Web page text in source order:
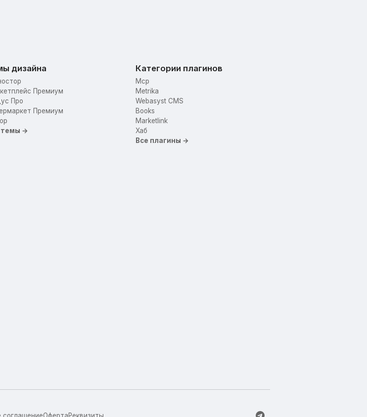
дизайна
Премиум
Про
Премиум
темы →
Категории плагинов
Mcp
Metrika
Webasyst CMS
Books
Marketlink
Хаб
Все плагины →